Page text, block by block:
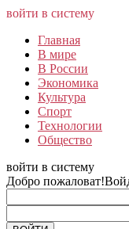
войти в систему
Главная
В мире
В России
Экономика
Культура
Спорт
Технологии
Общество
войти в систему
Добро пожаловат!